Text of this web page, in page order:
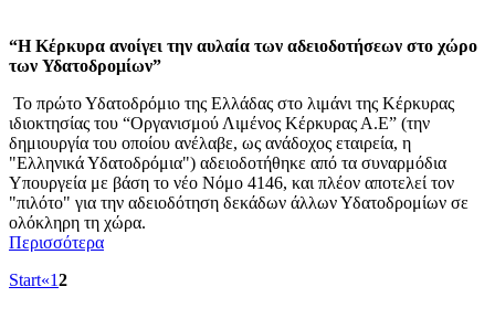
“Η Κέρκυρα ανοίγει την αυλαία των αδειοδοτήσεων στο χώρο
των Υδατοδρομίων”
Το πρώτο Υδατοδρόμιο της Ελλάδας στο λιμάνι της Κέρκυρας
ιδιοκτησίας του “Οργανισμoύ Λιμένος Κέρκυρας Α.Ε” (την
δημιουργία του οποίου ανέλαβε, ως ανάδοχος εταιρεία, η
"Ελληνικά Υδατοδρόμια") αδειοδοτήθηκε από τα συναρμόδια
Υπουργεία με βάση το νέο Νόμο 4146, και πλέον αποτελεί τον
"πιλότο" για την αδειοδότηση δεκάδων άλλων Υδατοδρομίων σε
ολόκληρη τη χώρα.
Περισσότερα
Start«12